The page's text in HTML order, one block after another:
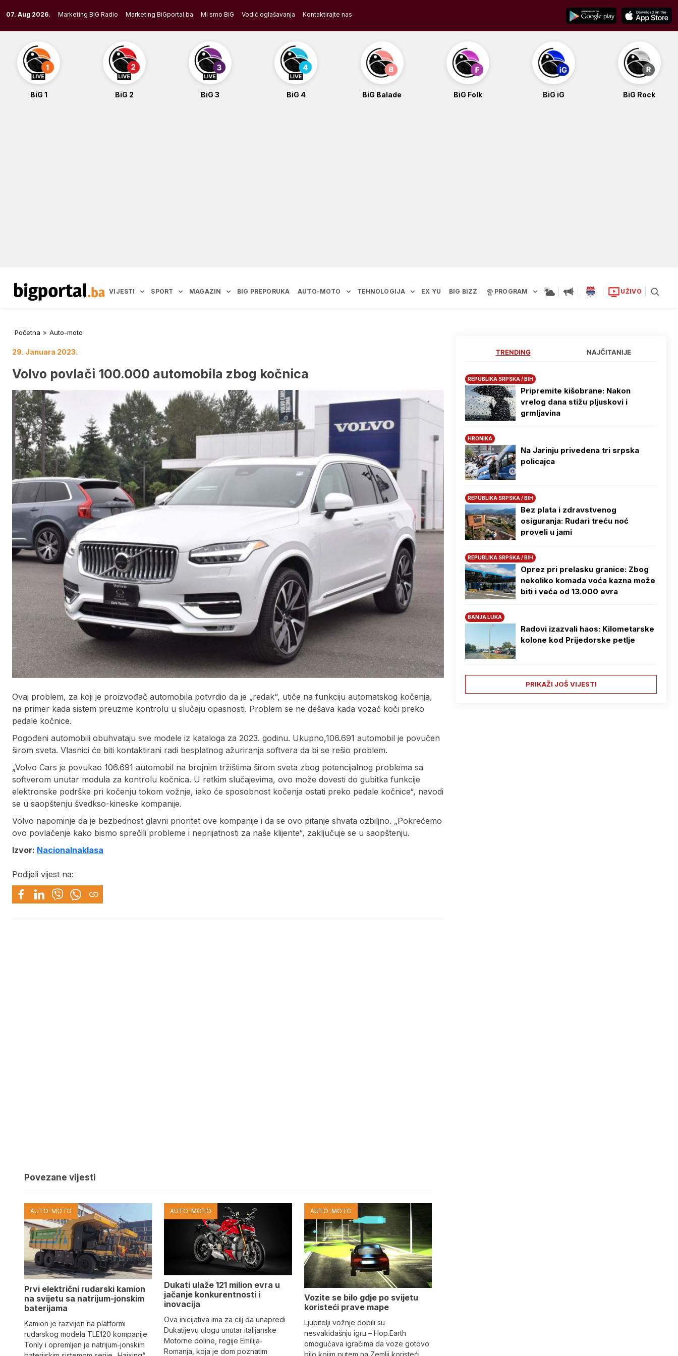
to
content
07. Aug 2026. Marketing BIG Radio Marketing BiGportal.ba Mi smo BiG Vodič oglašavanja Kontaktirajte nas
BiG 1 BiG 2 BiG 3 BiG 4 BiG Balade BiG Folk BiG iG BiG Rock
VIJESTI SPORT MAGAZIN BIG PREPORUKA AUTO-MOTO TEHNOLOGIJA EX YU BIG BIZZ PROGRAM UŽIVO
Početna » Auto-moto
29. Januara 2023.
Volvo povlači 100.000 automobila zbog kočnica
Ovaj problem, za koji je proizvođač automobila potvrdio da je „redak“, utiče na funkciju automatskog kočenja,
na primer kada sistem preuzme kontrolu u slučaju opasnosti. Problem se ne dešava kada vozač koči preko
pedale kočnice.
Pogođeni automobili obuhvataju sve modele iz kataloga za 2023. godinu. Ukupno,106.691 automobil je povučen
širom sveta. Vlasnici će biti kontaktirani radi besplatnog ažuriranja softvera da bi se rešio problem.
„Volvo Cars je povukao 106.691 automobil na brojnim tržištima širom sveta zbog potencijalnog problema sa
softverom unutar modula za kontrolu kočnica. U retkim slučajevima, ovo može dovesti do gubitka funkcije
elektronske podrške pri kočenju tokom vožnje, iako će sposobnost kočenja ostati preko pedale kočnice“, navodi
se u saopštenju švedkso-kineske kompanije.
Volvo napominje da je bezbednost glavni prioritet ove kompanije i da se ovo pitanje shvata ozbiljno. „Pokrećemo
ovo povlačenje kako bismo sprečili probleme i neprijatnosti za naše klijente“, zaključuje se u saopštenju.
Izvor: Nacionalnaklasa
Podijeli vijest na:
Povezane vijesti
AUTO-MOTO
Prvi električni rudarski kamion
na svijetu sa natrijum-jonskim
baterijama
Kamion je razvijen na platformi
rudarskog modela TLE120 kompanije
Tonly i opremljen je natrijum-jonskim
AUTO-MOTO
Dukati ulaže 121 milion evra u
jačanje konkurentnosti i
inovacija
Ova inicijativa ima za cilj da unapredi
Dukatijevu ulogu unutar italijanske
Motorne doline, regije Emilija-
Romanja, koja je dom poznatim
AUTO-MOTO
Vozite se bilo gdje po svijetu
koristeći prave mape
Ljubitelji vožnje dobili su
nesvakidašnju igru – Hop.Earth
omogućava igračima da voze gotovo
bilo kojim putem na Zemlji koristeći
TRENDING NAJČITANIJE
REPUBLIKA SRPSKA / BIH
Pripremite kišobrane: Nakon
vrelog dana stižu pljuskovi i
grmljavina
HRONIKA
Na Јarinju privedena tri srpska
policajca
REPUBLIKA SRPSKA / BIH
Bez plata i zdravstvenog
osiguranja: Rudari treću noć
proveli u jami
REPUBLIKA SRPSKA / BIH
Oprez pri prelasku granice: Zbog
nekoliko komada voća kazna može
biti i veća od 13.000 evra
BANJA LUKA
Radovi izazvali haos: Kilometarske
kolone kod Prijedorske petlje
PRIKAŽI JOŠ VIJESTI